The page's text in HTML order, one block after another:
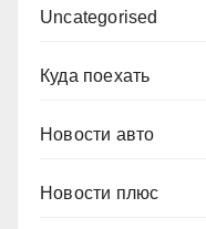
Uncategorised
Куда поехать
Новости авто
Новости плюс